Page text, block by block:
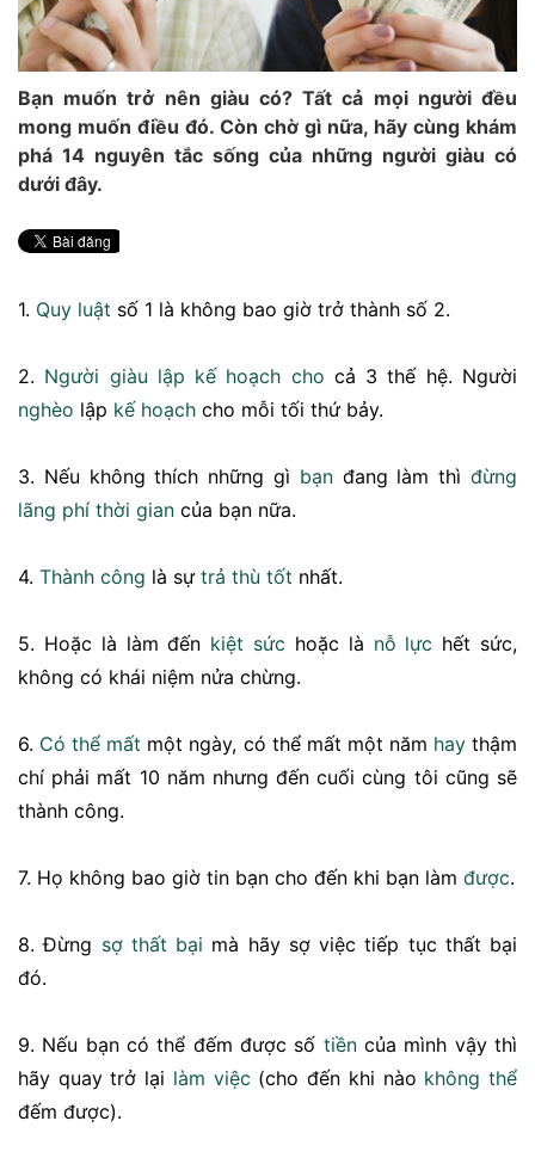
Bạn muốn trở nên giàu có? Tất cả mọi người đều
mong muốn điều đó. Còn chờ gì nữa, hãy cùng khám
phá 14 nguyên tắc sống của những người giàu có
dưới đây.
1. Quy luật số 1 là không bao giờ trở thành số 2.
2. Người giàu lập kế hoạch cho cả 3 thế hệ. Người
nghèo lập kế hoạch cho mỗi tối thứ bảy.
3. Nếu không thích những gì bạnđang làm thìđừng
lãng phí thời gian của bạn nữa.
4. Thành công là sự trả thù tốt nhất.
5. Hoặc là làm đến kiệt sức hoặc là nỗ lực hết sức,
không có khái niệm nửa chừng.
6. Có thể mất một ngày, có thể mất một năm haythậm
chí phải mất 10 năm nhưng đến cuối cùng tôi cũng sẽ
thành công.
7. Họ không bao giờ tin bạn cho đến khi bạn làm được.
8. Đừng sợ thất bại mà hãy sợ việc tiếp tục thất bại
đó.
9. Nếu bạn có thể đếm được số tiềncủa mình vậy thì
hãy quay trở lại làm việc (cho đến khi nào không thể
đếm được).